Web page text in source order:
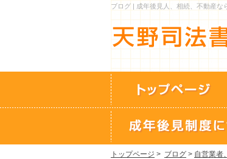
ブログ | 成年後見人、相続、不動産
トップページ > ブログ > 自営業者